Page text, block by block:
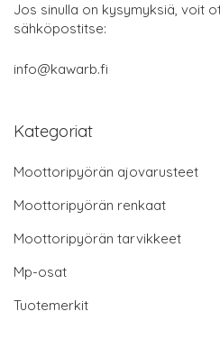
Jos sinulla on kysymyksiä, voit
sähköpostitse:
info@kawarb.fi
Kategoriat
Moottoripyörän ajovarusteet
Moottoripyörän renkaat
Moottoripyörän tarvikkeet
Mp-osat
Tuotemerkit